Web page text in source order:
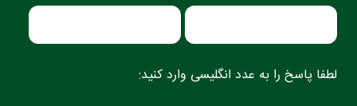
لطفا پاسخ را به عدد انگلیسی وارد کنید: